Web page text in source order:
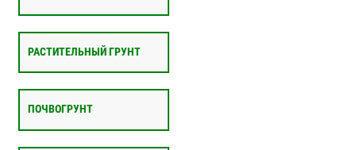
РАСТИТЕЛЬНЫЙ ГРУНТ
ПОЧВОГРУНТ